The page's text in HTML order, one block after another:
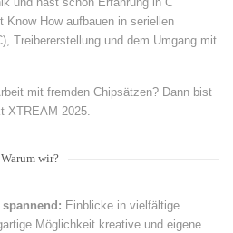
Know How aufbauen in seriellen
Treibererstellung und dem Umgang mit
mit fremden Chipsätzen? Dann bist
XTREAM 2025.
Warum wir?
Einblicke in vielfältige
Möglichkeit kreative und eigene